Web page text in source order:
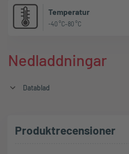
Temperatur
-40 °C–80 °C
Nedladdningar
Datablad
Produktrecensioner